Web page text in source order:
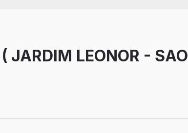
JARDIM LEONOR - SAO